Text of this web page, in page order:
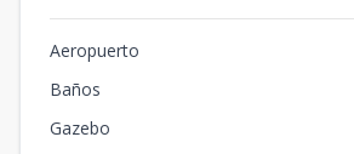
Aeropuerto
Baños
Gazebo